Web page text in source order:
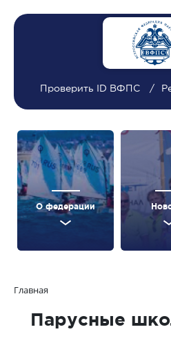
Проверить ID ВФПС
О федерации
Главная
Парусные